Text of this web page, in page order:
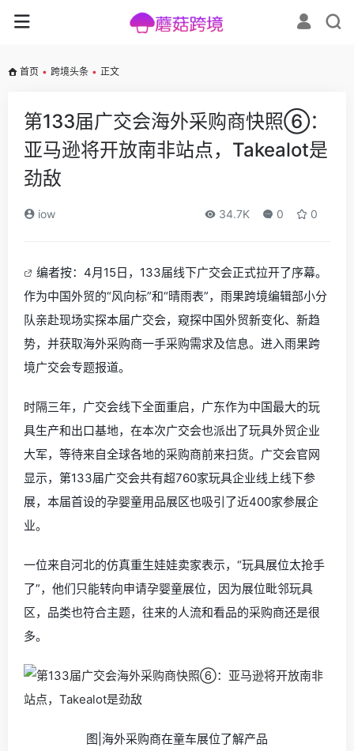
首页 • 跨境头条 • 正文
第133届广交会海外采购商快照⑥：
亚马逊将开放南非站点，Takealot是
劲敌
iow 34.7K 0 0
编者按：4月15日，133届线下广交会正式拉开了序幕。
作为中国外贸的“风向标”和“晴雨表”，雨果跨境编辑部小分
队亲赴现场实探本届广交会，窥探中国外贸新变化、新趋
势，并获取海外采购商一手采购需求及信息。进入雨果跨
境广交会专题报道。
时隔三年，广交会线下全面重启，广东作为中国最大的玩
具生产和出口基地，在本次广交会也派出了玩具外贸企业
大军，等待来自全球各地的采购商前来扫货。 广交会官网
显示， 第133届广交会共有超760家玩具企业线上线下参
展， 本届首设的孕婴童用品展区也吸引了近400家参展企
业。
一位来自河北的仿真重生娃娃卖家表示，“玩具展位太抢手
了”，他们只能转向申请孕婴童展位，因为展位毗邻玩具
区，品类也符合主题，往来的人流和看品的采购商还是很
多。
图|海外采购商在童车展位了解产品